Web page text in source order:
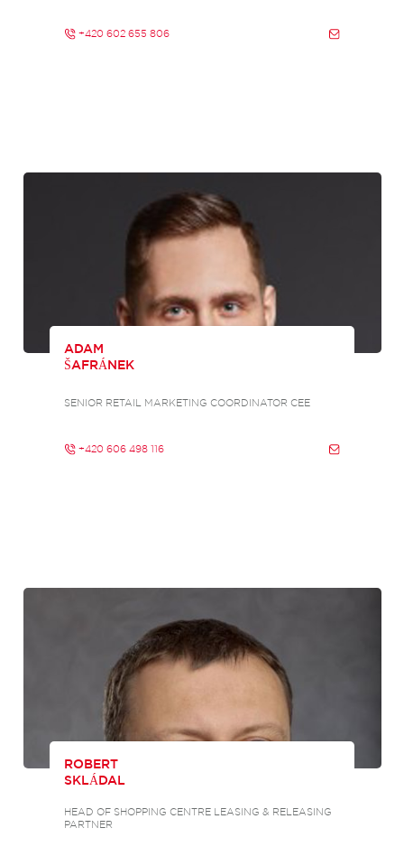
+420 602 655 806
ADAM
ŠAFRÁNEK
SENIOR RETAIL MARKETING COORDINATOR CEE
+420 606 498 116
ROBERT
SKLÁDAL
HEAD OF SHOPPING CENTRE LEASING & RELEASING
PARTNER